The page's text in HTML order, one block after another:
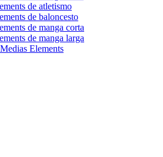
de atletismo
de baloncesto
de manga corta
de manga larga
Elements